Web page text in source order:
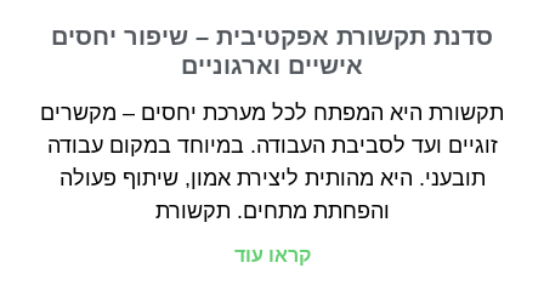
סדנת תקשורת אפקטיבית – שיפור יחסים
אישיים וארגוניים
תקשורת היא המפתח לכל מערכת יחסים – מקשרים
זוגיים ועד לסביבת העבודה. במיוחד במקום עבודה
תובעני. היא מהותית ליצירת אמון, שיתוף פעולה
והפחתת מתחים. תקשורת
קראו עוד